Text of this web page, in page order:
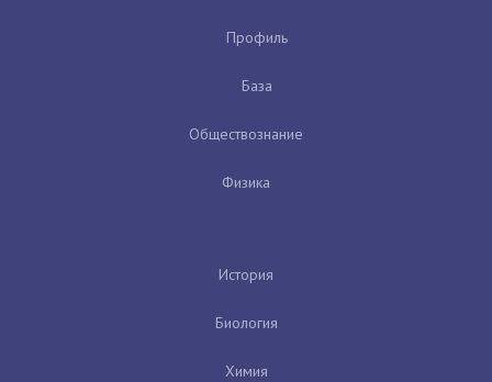
Профиль
База
Обществознание
Физика
История
Биология
Химия